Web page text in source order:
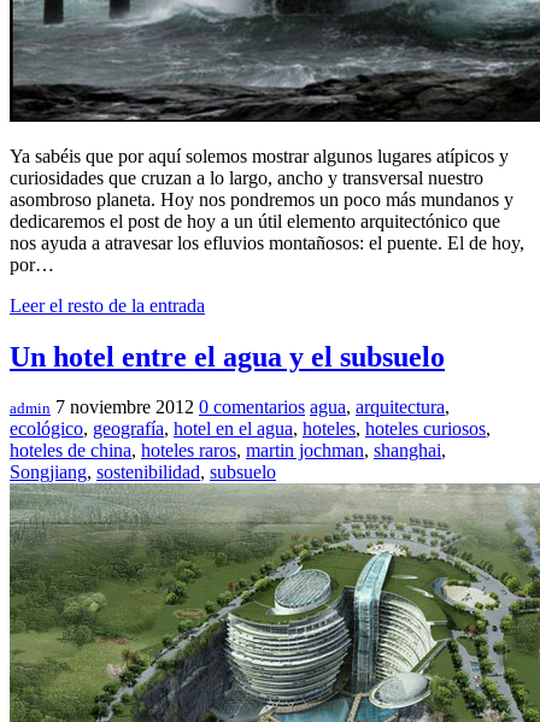
Ya sabéis que por aquí solemos mostrar algunos lugares atípicos y
curiosidades que cruzan a lo largo, ancho y transversal nuestro
asombroso planeta. Hoy nos pondremos un poco más mundanos y
dedicaremos el post de hoy a un útil elemento arquitectónico que
nos ayuda a atravesar los efluvios montañosos: el puente. El de hoy,
por…
Leer el resto de la entrada
Un hotel entre el agua y el subsuelo
admin 7 noviembre 2012 0 comentarios agua, arquitectura,
ecológico, geografía, hotel en el agua, hoteles, hoteles curiosos,
hoteles de china, hoteles raros, martin jochman, shanghai,
Songjiang, sostenibilidad, subsuelo